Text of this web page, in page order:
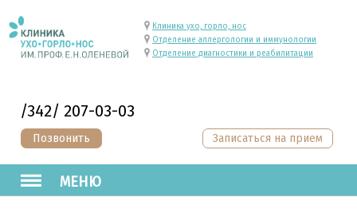
/342/ 207-03-03
Позвонить
Клиника ухо, горло, нос
Отделение аллергологии и иммунологии
Отделение диагностики и реабилитации
МЕНЮ
Записаться на прием